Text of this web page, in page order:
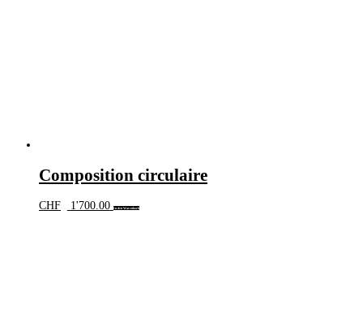
Composition circulaire
CHF 1'700.00 In den Warenkorb